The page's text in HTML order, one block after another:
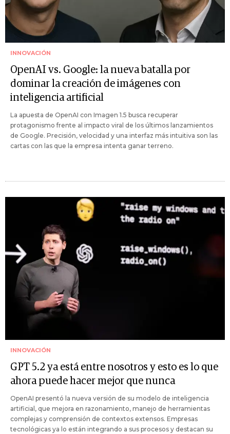
INNOVACIÓN
OpenAI vs. Google: la nueva batalla por
dominar la creación de imágenes con
inteligencia artificial
La apuesta de OpenAI con Imagen 1.5 busca recuperar
protagonismo frente al impacto viral de los últimos lanzamientos
de Google. Precisión, velocidad y una interfaz más intuitiva son las
cartas con las que la empresa intenta ganar terreno.
INNOVACIÓN
GPT 5.2 ya está entre nosotros y esto es lo que
ahora puede hacer mejor que nunca
OpenAI presentó la nueva versión de su modelo de inteligencia
artificial, que mejora en razonamiento, manejo de herramientas
complejas y comprensión de contextos extensos. Empresas
tecnológicas ya lo están integrando a sus procesos y destacan su